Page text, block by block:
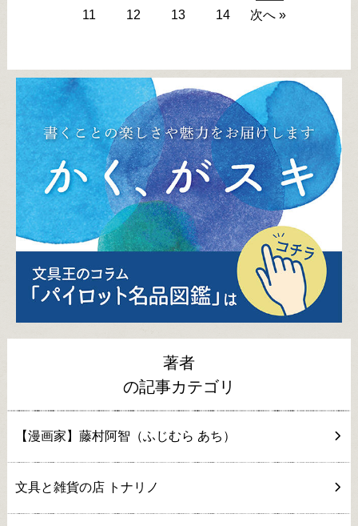
11 12 13 14 次へ »
著者
の記事カテゴリ
【漫画家】藤村阿智（ふじむら あち）
文具と雑貨の店 トナリノ